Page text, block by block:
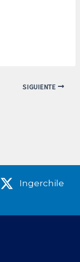
SIGUIENTE
Ingerchile